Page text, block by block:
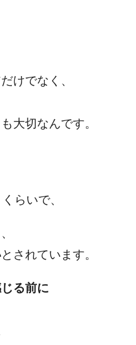
けでなく、
も大切なんです。
らいで、
とされています。
る前に